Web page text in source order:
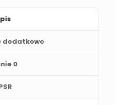
dodatkowe
0